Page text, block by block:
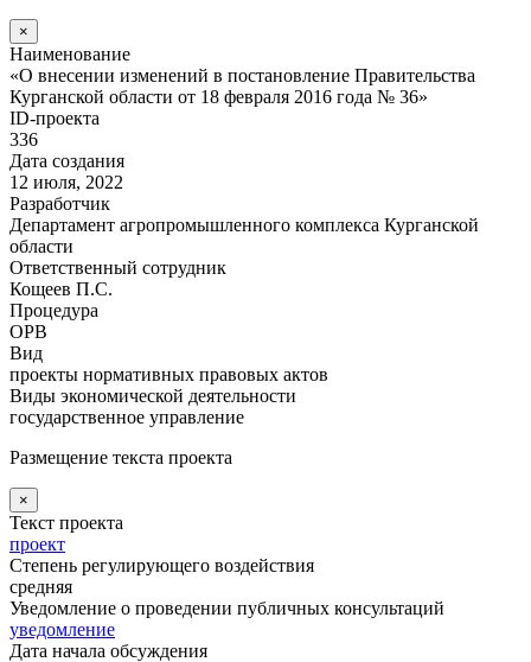
×
Наименование
«О внесении изменений в постановление Правительства
Курганской области от 18 февраля 2016 года № 36»
ID-проекта
336
Дата создания
12 июля, 2022
Разработчик
Департамент агропромышленного комплекса Курганской
области
Ответственный сотрудник
Кощеев П.С.
Процедура
ОРВ
Вид
проекты нормативных правовых актов
Виды экономической деятельности
государственное управление
Размещение текста проекта
×
Текст проекта
проект
Степень регулирующего воздействия
средняя
Уведомление о проведении публичных консультаций
уведомление
Дата начала обсуждения